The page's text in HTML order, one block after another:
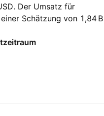
Der Umsatz für
Schätzung von ‪1,84 B‬